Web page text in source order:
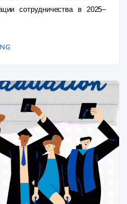
сотрудничества в 2025–